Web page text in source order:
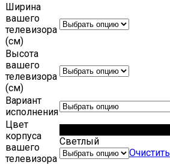
Ширина
вашего
телевизора
(см)
Высота
вашего
телевизора
(см)
Вариант
исполнения
Цвет
корпуса
вашего
телевизора
Светлый
Очистить